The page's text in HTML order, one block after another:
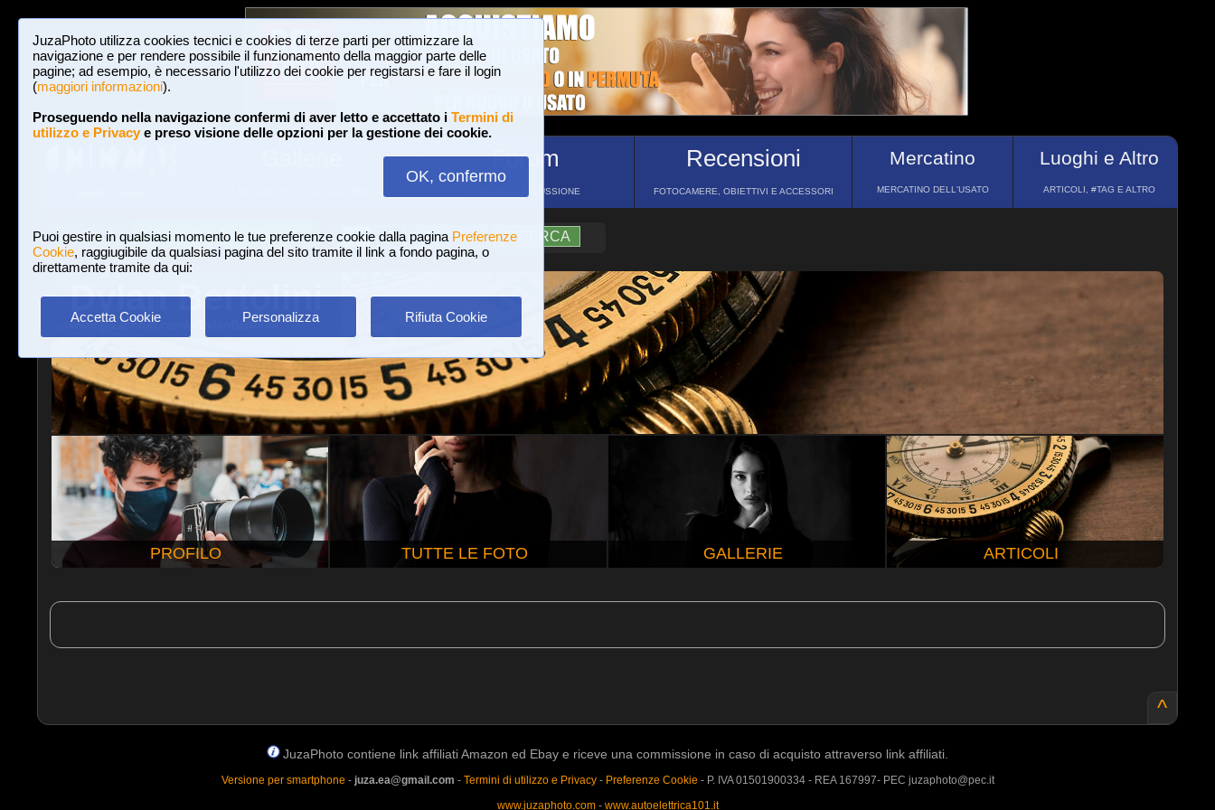
JuzaPhoto utilizza cookies tecnici e cookies di terze parti per ottimizzare la
navigazione e per rendere possibile il funzionamento della maggior parte delle
pagine; ad esempio, è necessario l'utilizzo dei cookie per registarsi e fare il login
(maggiori informazioni).
Proseguendo nella navigazione confermi di aver letto e accettato i Termini di
utilizzo e Privacye preso visione delle opzioni per la gestione dei cookie.
OK, confermo
Puoi gestire in qualsiasi momento le tue preferenze cookie dalla pagina Preferenze
Cookie, raggiugibile da qualsiasi pagina del sito tramite il link a fondo pagina, o
direttamente tramite da qui:
Accetta Cookie Personalizza Rifiuta Cookie
Forum
FORUM DI DISCUSSIONE
Recensioni
FOTOCAMERE, OBIETTIVI E ACCESSORI
Mercatino
MERCATINO DELL'USATO
Luoghi e Altro
ARTICOLI, #TAG E ALTRO
Login Iscriviti a JuzaPhoto! A A ?AIUTO RICERCA
Dylan Bertolini
www.juzaphoto.com/p/DylanBertolini
PROFILO TUTTE LE FOTO GALLERIE ARTICOLI
^
JuzaPhoto contiene link affiliati Amazon ed Ebay e riceve una commissione in caso di acquisto attraverso link affiliati.
Versione per smartphone - juza.ea@gmail.com - Termini di utilizzo e Privacy- Preferenze Cookie - P. IVA 01501900334 - REA 167997- PEC juzaphoto@pec.it
www.juzaphoto.com- www.autoelettrica101.it